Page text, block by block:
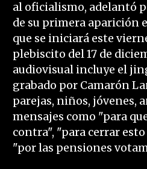
al oficialismo, adelantó
de su primera aparición
que se iniciará este
plebiscito del 17 de
audiovisual incluye el
grabado por Camarón
parejas, niños, jóvenes,
mensajes como "para
contra", "para cerrar
"por las pensiones